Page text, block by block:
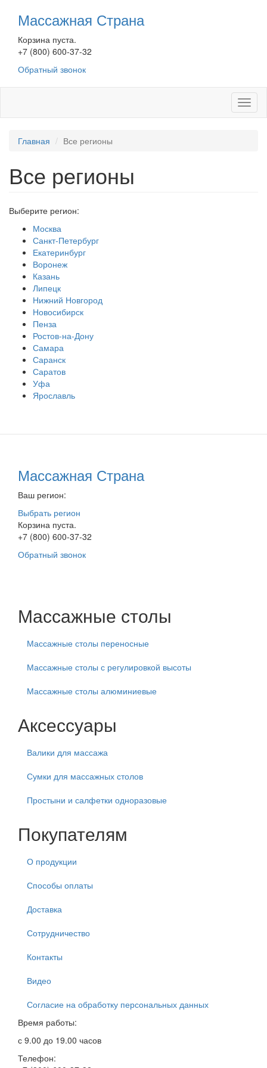
содержанию
Массажная Страна
Корзина пуста.
+7 (800) 600-37-32
Обратный звонок
Главная Все регионы
Все регионы
Выберите регион:
Москва
Санкт-Петербург
Екатеринбург
Воронеж
Казань
Липецк
Нижний Новгород
Новосибирск
Пенза
Ростов-на-Дону
Самара
Саранск
Саратов
Уфа
Ярославль
Массажная Страна
Ваш регион:
Выбрать регион
Корзина пуста.
+7 (800) 600-37-32
Обратный звонок
Массажные столы
Массажные столы переносные
Массажные столы с регулировкой высоты
Массажные столы алюминиевые
Аксессуары
Валики для массажа
Сумки для массажных столов
Простыни и салфетки одноразовые
Покупателям
О продукции
Способы оплаты
Доставка
Сотрудничество
Контакты
Видео
Согласие на обработку персональных данных
Время работы:
с 9.00 до 19.00 часов
Телефон: